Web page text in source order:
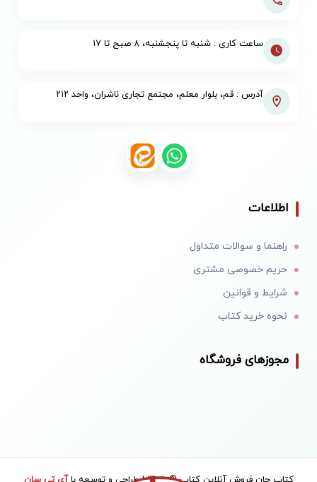
ساعت کاری : شنبه تا پنجشنبه، ۸ صبح تا ۱۷
آدرس : قم، بلوار معلم، مجتمع تجاری ناشران، واحد ۲۱۲
اطلاعات
راهنما و سوالات متداول
حریم خصوصی مشتری
شرایط و قوانین
نحوه خرید کتاب
مجوزهای فروشگاه